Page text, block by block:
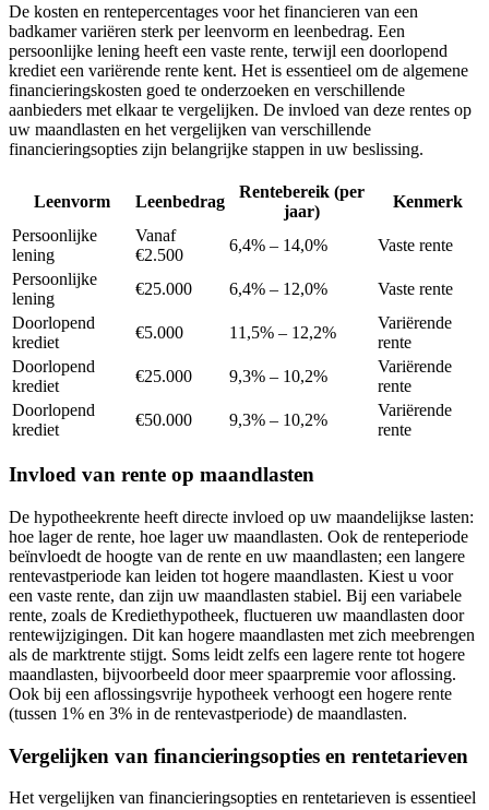
De kosten en rentepercentages voor het financieren van een
badkamer variëren sterk per leenvorm en leenbedrag. Een
persoonlijke lening heeft een vaste rente, terwijl een doorlopend
krediet een variërende rente kent. Het is essentieel om de algemene
financieringskosten goed te onderzoeken en verschillende
aanbieders met elkaar te vergelijken. De invloed van deze rentes op
uw maandlasten en het vergelijken van verschillende
financieringsopties zijn belangrijke stappen in uw beslissing.
Leenvorm Leenbedrag
Rentebereik (per
jaar)
Kenmerk
Persoonlijke
lening
Vanaf
€2.500
6,4% – 14,0%
Vaste rente
Persoonlijke
lening
€25.000 6,4% – 12,0%
Vaste rente
Doorlopend
krediet
€5.000 11,5% – 12,2%
Variërende
rente
Doorlopend
krediet
€25.000 9,3% – 10,2%
Variërende
rente
Doorlopend
krediet
€50.000 9,3% – 10,2%
Variërende
rente
Invloed van rente op maandlasten
De hypotheekrente heeft directe invloed op uw maandelijkse lasten:
hoe lager de rente, hoe lager uw maandlasten. Ook de renteperiode
beïnvloedt de hoogte van de rente en uw maandlasten; een langere
rentevastperiode kan leiden tot hogere maandlasten. Kiest u voor
een vaste rente, dan zijn uw maandlasten stabiel. Bij een variabele
rente, zoals de Krediethypotheek, fluctueren uw maandlasten door
rentewijzigingen. Dit kan hogere maandlasten met zich meebrengen
als de marktrente stijgt. Soms leidt zelfs een lagere rente tot hogere
maandlasten, bijvoorbeeld door meer spaarpremie voor aflossing.
Ook bij een aflossingsvrije hypotheek verhoogt een hogere rente
(tussen 1% en 3% in de rentevastperiode) de maandlasten.
Vergelijken van financieringsopties en rentetarieven
Het vergelijken van financieringsopties en rentetarieven is essentieel